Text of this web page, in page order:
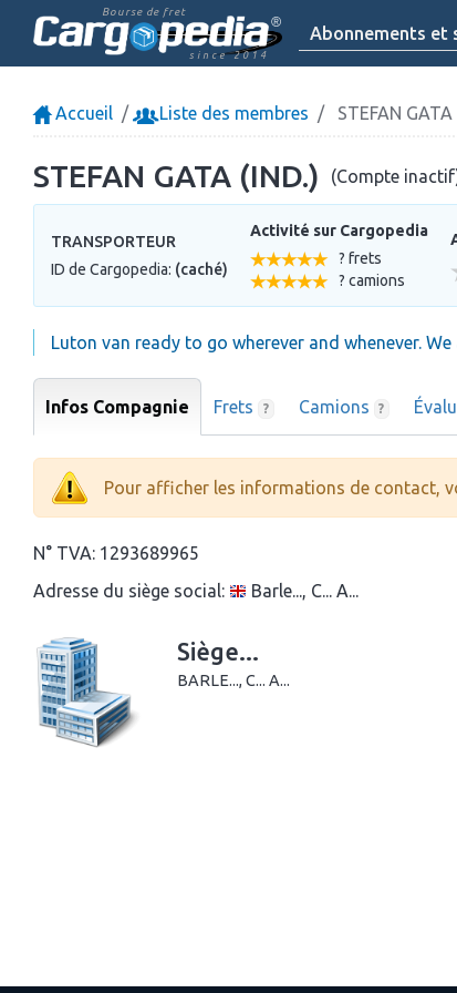
Bourse de fret
since 2014
Abonnements et
Accueil Liste des membres STEFAN GATA
STEFAN GATA (IND.) (Compte
TRANSPORTEUR
ID de Cargopedia: (caché)
Activité sur Cargopedia
? frets
? camions
Luton van ready to go wherever and whenever.
Infos Compagnie Frets ? Camions ?
Pour afficher les informations de contact,
N° TVA: 1293689965
Adresse du siège social:
Barle..., C... A...
Siège...
BARLE..., C... A...